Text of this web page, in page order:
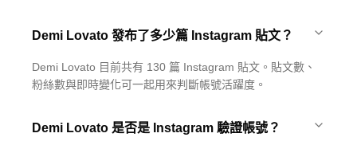
Demi Lovato 發布了多少篇 Instagram 貼文？
Demi Lovato 目前共有 130 篇 Instagram 貼文。貼文數、
粉絲數與即時變化可一起用來判斷帳號活躍度。
Demi Lovato 是否是 Instagram 驗證帳號？